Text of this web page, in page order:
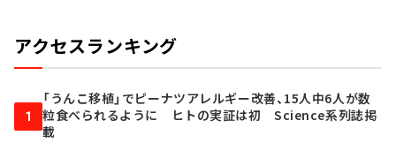
アクセスランキング
1
「うんこ移植」でピーナツアレルギー改善、15人中6人が数
粒食べられるように ヒトの実証は初 Science系列誌掲
載